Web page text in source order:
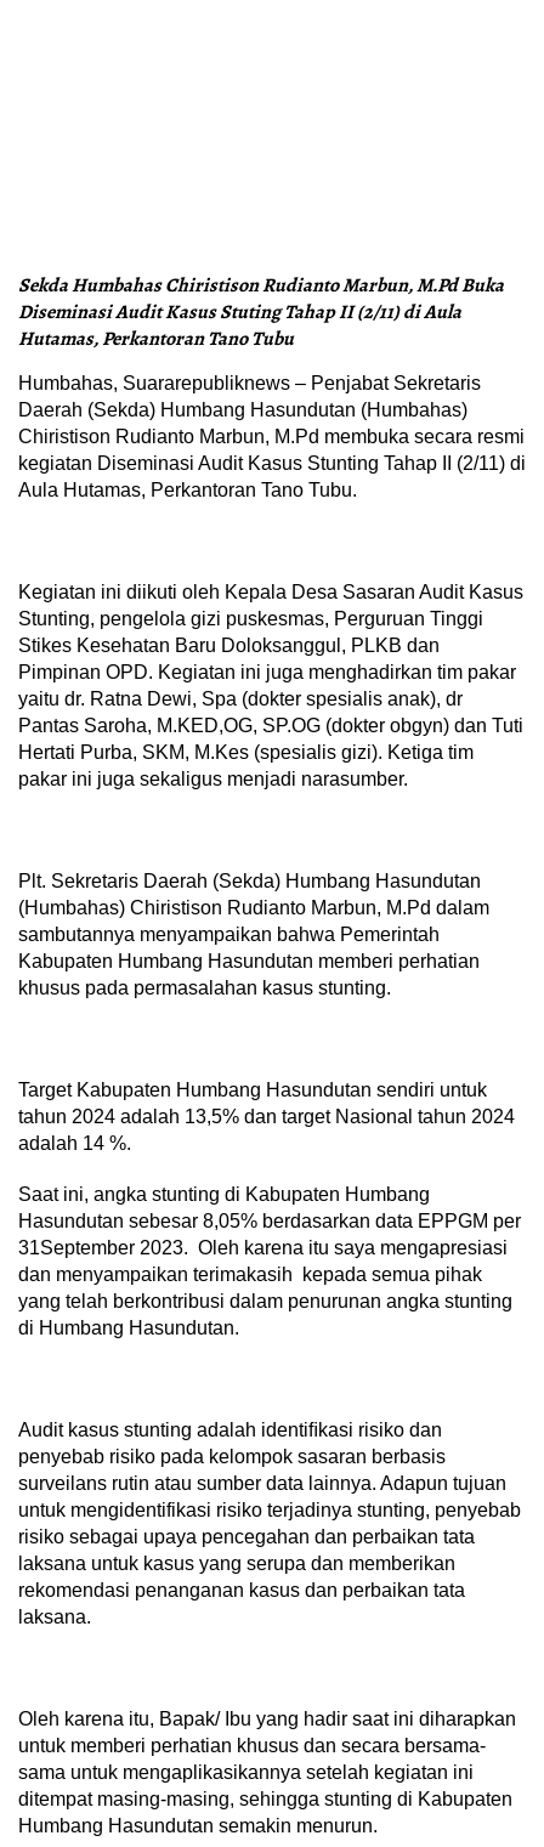
Sekda Humbahas Chiristison Rudianto Marbun, M.Pd Buka
Diseminasi Audit Kasus Stuting Tahap II (2/11) di Aula
Hutamas, Perkantoran Tano Tubu
Humbahas, Suararepubliknews – Penjabat Sekretaris
Daerah (Sekda) Humbang Hasundutan (Humbahas)
Chiristison Rudianto Marbun, M.Pd membuka secara resmi
kegiatan Diseminasi Audit Kasus Stunting Tahap II (2/11) di
Aula Hutamas, Perkantoran Tano Tubu.
Kegiatan ini diikuti oleh Kepala Desa Sasaran Audit Kasus
Stunting, pengelola gizi puskesmas, Perguruan Tinggi
Stikes Kesehatan Baru Doloksanggul, PLKB dan
Pimpinan OPD. Kegiatan ini juga menghadirkan tim pakar
yaitu dr. Ratna Dewi, Spa (dokter spesialis anak), dr
Pantas Saroha, M.KED,OG, SP.OG (dokter obgyn) dan Tuti
Hertati Purba, SKM, M.Kes (spesialis gizi). Ketiga tim
pakar ini juga sekaligus menjadi narasumber.
Plt. Sekretaris Daerah (Sekda) Humbang Hasundutan
(Humbahas) Chiristison Rudianto Marbun, M.Pd dalam
sambutannya menyampaikan bahwa Pemerintah
Kabupaten Humbang Hasundutan memberi perhatian
khusus pada permasalahan kasus stunting.
Target Kabupaten Humbang Hasundutan sendiri untuk
tahun 2024 adalah 13,5% dan target Nasional tahun 2024
adalah 14 %.
Saat ini, angka stunting di Kabupaten Humbang
Hasundutan sebesar 8,05% berdasarkan data EPPGM per
31September 2023. Oleh karena itu saya mengapresiasi
dan menyampaikan terimakasih kepada semua pihak
yang telah berkontribusi dalam penurunan angka stunting
di Humbang Hasundutan.
Audit kasus stunting adalah identiﬁkasi risiko dan
penyebab risiko pada kelompok sasaran berbasis
surveilans rutin atau sumber data lainnya. Adapun tujuan
untuk mengidentifikasi risiko terjadinya stunting, penyebab
risiko sebagai upaya pencegahan dan perbaikan tata
laksana untuk kasus yang serupa dan memberikan
rekomendasi penanganan kasus dan perbaikan tata
laksana.
Oleh karena itu, Bapak/ Ibu yang hadir saat ini diharapkan
untuk memberi perhatian khusus dan secara bersama-
sama untuk mengaplikasikannya setelah kegiatan ini
ditempat masing-masing, sehingga stunting di Kabupaten
Humbang Hasundutan semakin menurun.